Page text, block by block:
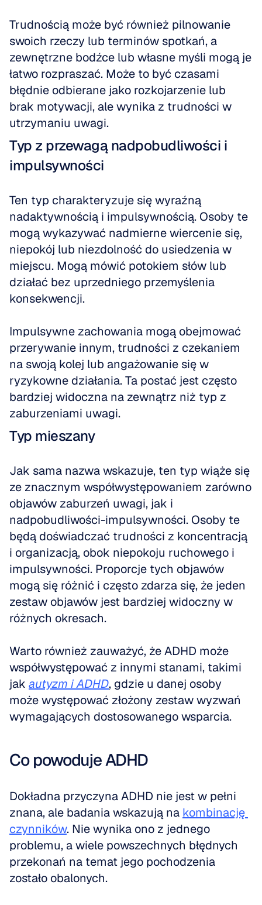
Trudnością może być również pilnowanie
swoich rzeczy lub terminów spotkań, a
zewnętrzne bodźce lub własne myśli mogą je
łatwo rozpraszać. Może to być czasami
błędnie odbierane jako rozkojarzenie lub
brak motywacji, ale wynika z trudności w
utrzymaniu uwagi.
Typ z przewagą nadpobudliwości i
impulsywności
Ten typ charakteryzuje się wyraźną
nadaktywnością i impulsywnością. Osoby te
mogą wykazywać nadmierne wiercenie się,
niepokój lub niezdolność do usiedzenia w
miejscu. Mogą mówić potokiem słów lub
działać bez uprzedniego przemyślenia
konsekwencji.
Impulsywne zachowania mogą obejmować
przerywanie innym, trudności z czekaniem
na swoją kolej lub angażowanie się w
ryzykowne działania. Ta postać jest często
bardziej widoczna na zewnątrz niż typ z
zaburzeniami uwagi.
Typ mieszany
Jak sama nazwa wskazuje, ten typ wiąże się
ze znacznym współwystępowaniem zarówno
objawów zaburzeń uwagi, jak i
nadpobudliwości-impulsywności. Osoby te
będą doświadczać trudności z koncentracją
i organizacją, obok niepokoju ruchowego i
impulsywności. Proporcje tych objawów
mogą się różnić i często zdarza się, że jeden
zestaw objawów jest bardziej widoczny w
różnych okresach.
Warto również zauważyć, że ADHD może
współwystępować z innymi stanami, takimi
jak autyzm i ADHD, gdzie u danej osoby
może występować złożony zestaw wyzwań
wymagających dostosowanego wsparcia.
Co powoduje ADHD
Dokładna przyczyna ADHD nie jest w pełni
znana, ale badania wskazują na kombinację
czynników. Nie wynika ono z jednego
problemu, a wiele powszechnych błędnych
przekonań na temat jego pochodzenia
zostało obalonych.